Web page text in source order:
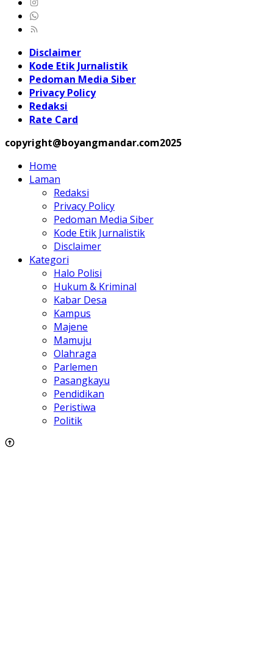
Disclaimer
Kode Etik Jurnalistik
Pedoman Media Siber
Privacy Policy
Redaksi
Rate Card
copyright@boyangmandar.com2025
Home
Laman
Redaksi
Privacy Policy
Pedoman Media Siber
Kode Etik Jurnalistik
Disclaimer
Kategori
Halo Polisi
Hukum & Kriminal
Kabar Desa
Kampus
Majene
Mamuju
Olahraga
Parlemen
Pasangkayu
Pendidikan
Peristiwa
Politik